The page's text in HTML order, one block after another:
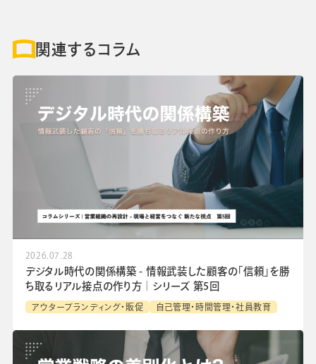
関連するコラム
2026.07.28
デジタル時代の関係構築 - 情報武装した顧客の「信頼」を勝
ち取るリアル接点の作り方│シリーズ 第5回
アウターブランディング・販促 自己管理・時間管理・社員教育